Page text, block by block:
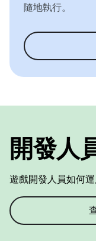
隨地執行。
開發人
遊戲開發人員如何